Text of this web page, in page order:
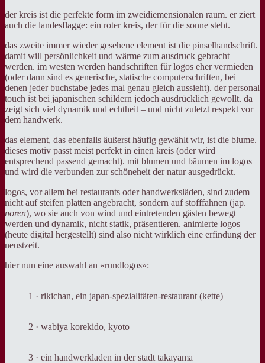
der kreis ist die perfekte form im zweidiemensionalen raum. er ziert
auch die landesflagge: ein roter kreis, der für die sonne steht.
das zweite immer wieder gesehene element ist die pinselhandschrift.
damit will persönlichkeit und wärme zum ausdruck gebracht
werden. im westen werden handschriften für logos eher vermieden
(oder dann sind es generische, statische computerschriften, bei
denen jeder buchstabe jedes mal genau gleich aussieht). der personal
touch ist bei japanischen schildern jedoch ausdrücklich gewollt. da
zeigt sich viel dynamik und echtheit – und nicht zuletzt respekt vor
dem handwerk.
das element, das ebenfalls äußerst häufig gewählt wir, ist die blume.
dieses motiv passt meist perfekt in einen kreis (oder wird
entsprechend passend gemacht). mit blumen und bäumen im logos
und wird die verbunden zur schöneheit der natur ausgedrückt.
logos, vor allem bei restaurants oder handwerksläden, sind zudem
nicht auf steifen platten angebracht, sondern auf stofffahnen (jap.
noren), wo sie auch von wind und eintretenden gästen bewegt
werden und dynamik, nicht statik, präsentieren. animierte logos
(heute digital hergestellt) sind also nicht wirklich eine erfindung der
neustzeit.
hier nun eine auswahl an «rundlogos»:
1 · rikichan, ein japan-spezialitäten-restaurant (kette)
2 · wabiya korekido, kyoto
3 · ein handwerkladen in der stadt takayama